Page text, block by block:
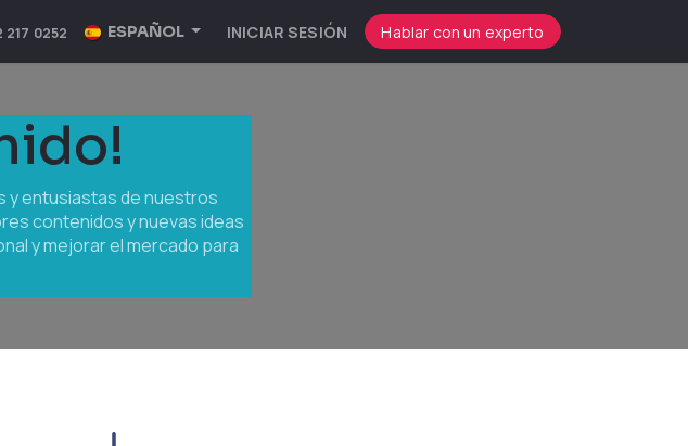
217 0252 ESPAÑOL INICIAR SESIÓN Hablar con un experto
y entusiastas de nuestros
contenidos y nuevas ideas
y mejorar el mercado para